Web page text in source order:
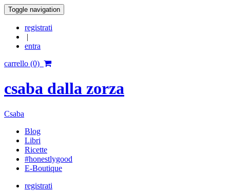
Toggle navigation
registrati
|
entra
carrello (0)
csaba dalla zorza
Csaba
Blog
Libri
Ricette
#honestlygood
E-Boutique
registrati